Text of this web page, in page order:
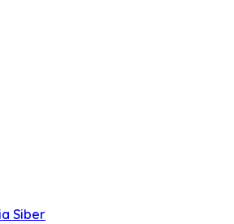
Siber